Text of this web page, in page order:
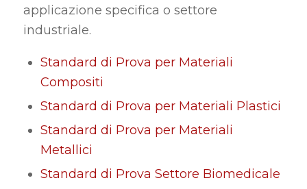
applicazione specifica o settore
industriale.
Standard di Prova per Materiali
Compositi
Standard di Prova per Materiali Plastici
Standard di Prova per Materiali
Metallici
Standard di Prova Settore Biomedicale